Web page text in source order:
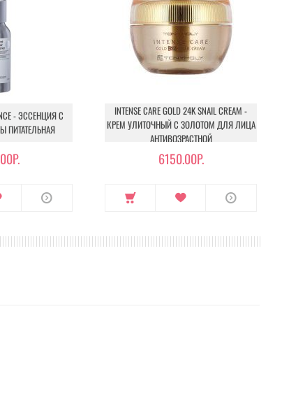
- ЭССЕНЦИЯ С
ПИТАТЕЛЬНАЯ
INTENSE CARE GOLD 24K SNAIL CREAM -
КРЕМ УЛИТОЧНЫЙ С ЗОЛОТОМ ДЛЯ ЛИЦА
АНТИВОЗРАСТНОЙ
6150.00Р.